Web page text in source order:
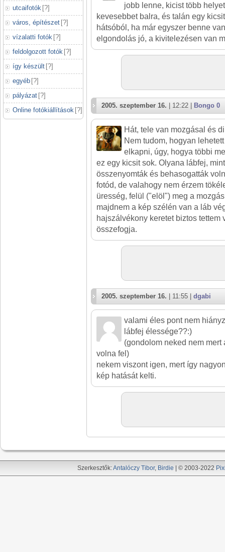
utcaifotók [?]
város, építészet [?]
vízalatti fotók [?]
feldolgozott fotók [?]
így készült [?]
egyéb [?]
pályázat [?]
Online fotókiállítások [?]
jobb lenne, kicist több
kevesebbet balra, és talán egy
hátsóból, ha már egyszer benne
elgondolás jó, a kivitelezésen van
2005. szeptember 16. | 12:22 | Bongo 0
Hát, tele van mozgásal és
Nem tudom, hogyan
elkapni, úgy, hogya többi
ez egy kicsit sok. Olyana lábfej,
összenyomták és behasogatták
fotód, de valahogy nem érzem
üresség, felül ("elöl") meg a
majdnem a kép szélén van a láb
hajszálvékony keretet biztos tettem
összefogja.
2005. szeptember 16. | 11:55 | dgabi
valami éles pont nem
lábfej élessége??:)
(gondolom neked nem mert
volna fel)
nekem viszont igen, mert így
kép hatását kelti.
Szerkesztők:Antalóczy Tibor, Birdie | © 2003-2022